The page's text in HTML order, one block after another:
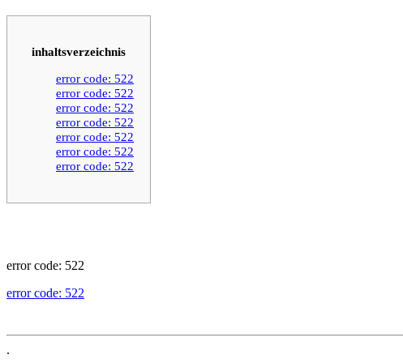
inhaltsverzeichnis
error code: 522
error code: 522
error code: 522
error code: 522
error code: 522
error code: 522
error code: 522
error code: 522
error code: 522
.